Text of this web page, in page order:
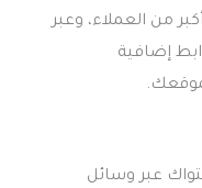
من العملاء، وعبر
إضافية
عبر وسائل